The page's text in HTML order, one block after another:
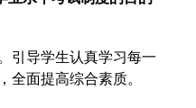
引导学生认真学习每一
全面提高综合素质。